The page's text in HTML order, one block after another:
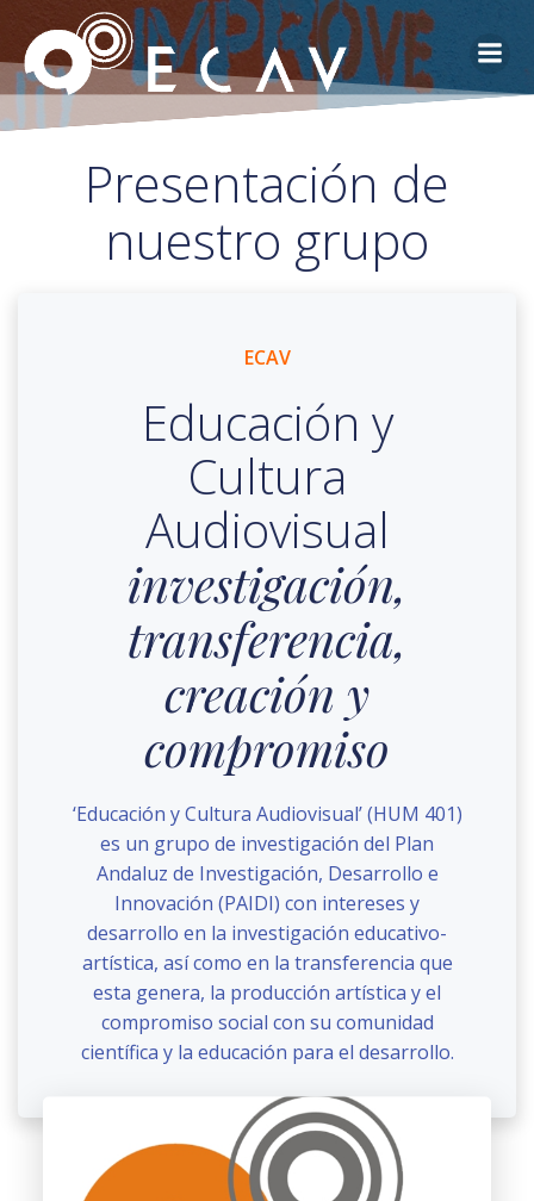
Saltar
al
contenido
Presentación de
nuestro grupo
ECAV
Educación y
Cultura
Audiovisual
investigación,
transferencia,
creación y
compromiso
‘Educación y Cultura Audiovisual’ (HUM 401)
es un grupo de investigación del Plan
Andaluz de Investigación, Desarrollo e
Innovación (PAIDI) con intereses y
desarrollo en la investigación educativo-
artística, así como en la transferencia que
esta genera, la producción artística y el
compromiso social con su comunidad
científica y la educación para el desarrollo.